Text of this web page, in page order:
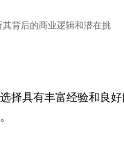
背后的商业逻辑和潜在挑
择具有丰富经验和良